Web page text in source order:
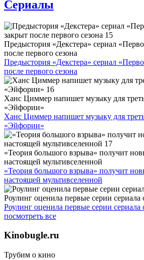
Сериалы
Предыстория «Декстера» сериал
после первого сезона
Предыстория «Декстера» сериал
после первого сезона
Ханс Циммер напишет музыку для
«Эйфории»
Ханс Циммер напишет музыку для
«Эйфории»
«Теория большого взрыва» получит
настоящей мультивселенной
«Теория большого взрыва» получит
настоящей мультивселенной
Роулинг оценила первые серии сериала
Роулинг оценила первые серии сериала
посмотреть все
Kinobugle.ru
Трубим о кино